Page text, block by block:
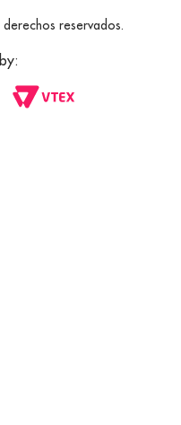
reservados.